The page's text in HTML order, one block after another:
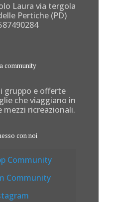
Laura via tergola
Pertiche (PD)
community
gruppo e offerte
che viaggiano in
ricreazionali.
con noi
Community
Community